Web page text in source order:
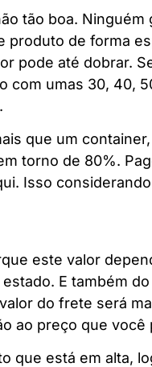
tão boa.
produto de forma
pode até dobrar.
com umas 30, 40,
que um
torno de 80%.
Isso
este valor
E também
do frete será
ao preço que você
que está em alta,